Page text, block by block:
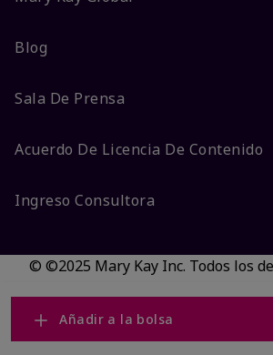
Añadir a la bolsa
Blog
Sala De Prensa
Acuerdo De Licencia De Contenido
Ingreso Consultora
© ©2025 Mary Kay Inc. Todos los
Código DSA/Queja al Código
Transparencia en CA